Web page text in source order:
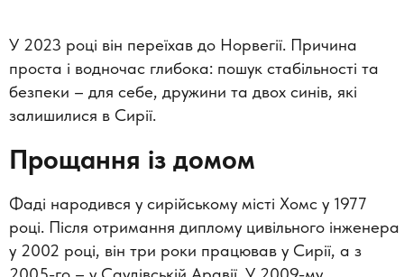
У 2023 році він переїхав до Норвегії. Причина
проста і водночас глибока: пошук стабільності та
безпеки – для себе, дружини та двох синів, які
залишилися в Сирії.
Прощання із домом
Фаді народився у сирійському місті Хомс у 1977
році. Після отримання диплому цивільного інженера
у 2002 році, він три роки працював у Сирії, а з